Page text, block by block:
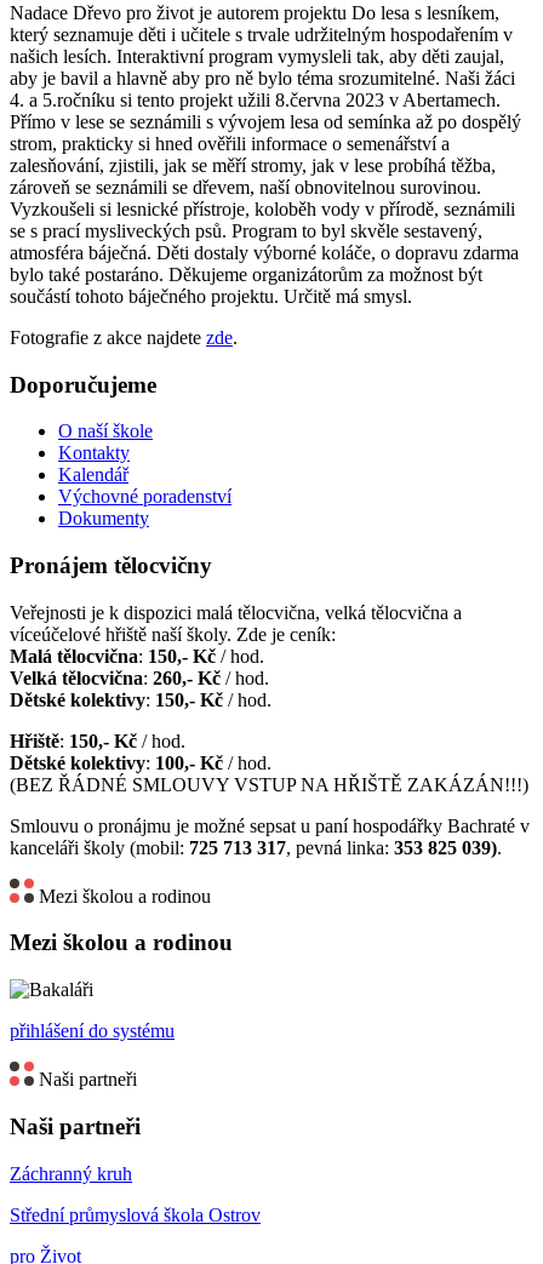
Nadace Dřevo pro život je autorem projektu Do lesa s lesníkem,
který seznamuje děti i učitele s trvale udržitelným hospodařením v
našich lesích. Interaktivní program vymysleli tak, aby děti zaujal,
aby je bavil a hlavně aby pro ně bylo téma srozumitelné. Naši žáci
4. a 5.ročníku si tento projekt užili 8.června 2023 v Abertamech.
Přímo v lese se seznámili s vývojem lesa od semínka až po dospělý
strom, prakticky si hned ověřili informace o semenářství a
zalesňování, zjistili, jak se měří stromy, jak v lese probíhá těžba,
zároveň se seznámili se dřevem, naší obnovitelnou surovinou.
Vyzkoušeli si lesnické přístroje, koloběh vody v přírodě, seznámili
se s prací mysliveckých psů. Program to byl skvěle sestavený,
atmosféra báječná. Děti dostaly výborné koláče, o dopravu zdarma
bylo také postaráno. Děkujeme organizátorům za možnost být
součástí tohoto báječného projektu. Určitě má smysl.
Fotografie z akce najdete zde.
Doporučujeme
O naší škole
Kontakty
Kalendář
Výchovné poradenství
Dokumenty
Pronájem tělocvičny
Veřejnosti je k dispozici malá tělocvična, velká tělocvična a
víceúčelové hřiště naší školy. Zde je ceník:
Malá tělocvična: 150,- Kč / hod.
Velká tělocvična: 260,- Kč / hod.
Dětské kolektivy: 150,- Kč / hod.
Hřiště: 150,- Kč / hod.
Dětské kolektivy: 100,- Kč / hod.
(BEZ ŘÁDNÉ SMLOUVY VSTUP NA HŘIŠTĚ ZAKÁZÁN!!!)
Smlouvu o pronájmu je možné sepsat u paní hospodářky Bachraté v
kanceláři školy (mobil: 725 713 317, pevná linka: 353 825 039).
Mezi školou a rodinou
Mezi školou a rodinou
přihlášení do systému
Naši partneři
Naši partneři
Záchranný kruh
Střední průmyslová škola Ostrov
pro Život